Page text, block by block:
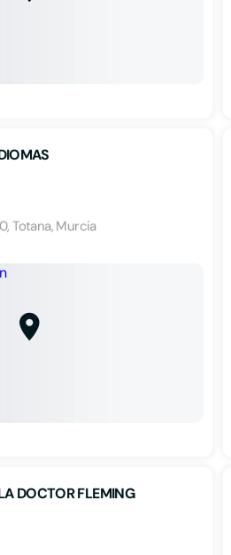
Totana, Murcia
DOCTOR FLEMING